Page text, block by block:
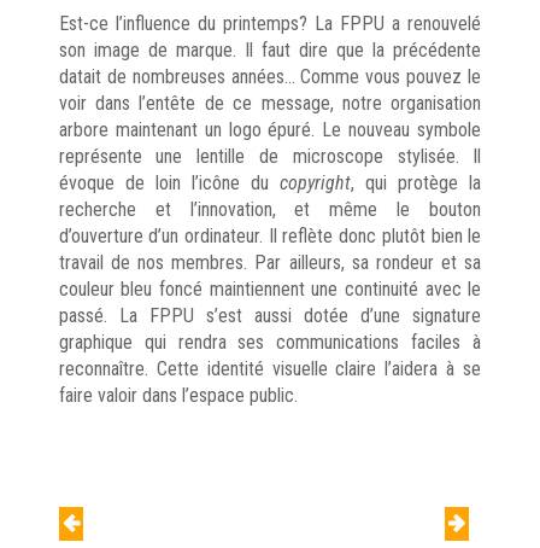
Est-ce l’influence du printemps? La FPPU a renouvelé
son image de marque. Il faut dire que la précédente
datait de nombreuses années… Comme vous pouvez le
voir dans l’entête de ce message, notre organisation
arbore maintenant un logo épuré. Le nouveau symbole
représente une lentille de microscope stylisée. Il
évoque de loin l’icône ducopyright, qui protège la
recherche et l’innovation, et même le bouton
d’ouverture d’un ordinateur. Il reflète donc plutôt bien le
travail de nos membres. Par ailleurs, sa rondeur et sa
couleur bleu foncé maintiennent une continuité avec le
passé. La FPPU s’est aussi dotée d’une signature
graphique qui rendra ses communications faciles à
reconnaître. Cette identité visuelle claire l’aidera à se
faire valoir dans l’espace public.
de
Le « film » dont nous